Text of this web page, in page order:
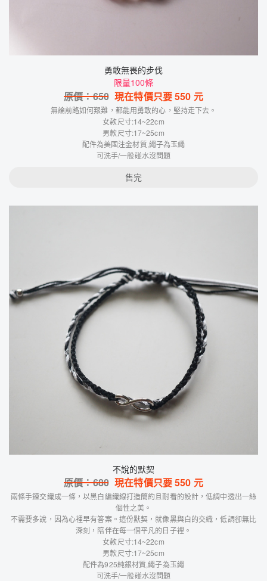
勇敢無畏的步伐
限量100條
原價：650 現在特價只要550 元
無論前路如何艱難，都能用勇敢的心，堅持走下去。
女款尺寸:14~22cm
男款尺寸:17~25cm
配件為美國注金材質,繩子為玉繩
可洗手/一般碰水沒問題
售完
不說的默契
原價：680 現在特價只要550 元
兩條手鍊交織成一條，以黑白編織線打造簡約且耐看的設計，低調中透出一絲
個性之美。
不需要多說，因為心裡早有答案。這份默契，就像黑與白的交織，低調卻無比
深刻，陪伴在每一個平凡的日子裡。
女款尺寸:14~22cm
男款尺寸:17~25cm
配件為925純銀材質,繩子為玉繩
可洗手/一般碰水沒問題